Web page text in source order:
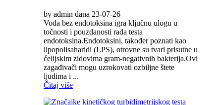
by admin dana 23-07-26
Voda bez endotoksina igra ključnu ulogu u
točnosti i pouzdanosti rada testa
endotoksina.Endotoksini, također poznati kao
lipopolisaharidi (LPS), otrovne su tvari prisutne u
ćelijskim zidovima gram-negativnih bakterija.Ovi
zagađivači mogu uzrokovati ozbiljne štete
ljudima i ...
Čitaj više